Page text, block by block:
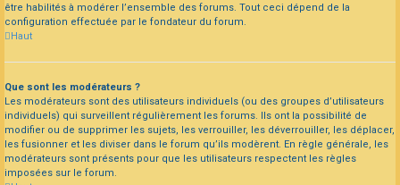
être habilités à modérer l’ensemble des forums. Tout ceci dépend de la
configuration effectuée par le fondateur du forum.
Haut
Que sont les modérateurs ?
Les modérateurs sont des utilisateurs individuels (ou des groupes d’utilisateurs
individuels) qui surveillent régulièrement les forums. Ils ont la possibilité de
modifier ou de supprimer les sujets, les verrouiller, les déverrouiller, les déplacer,
les fusionner et les diviser dans le forum qu’ils modèrent. En règle générale, les
modérateurs sont présents pour que les utilisateurs respectent les règles
imposées sur le forum.